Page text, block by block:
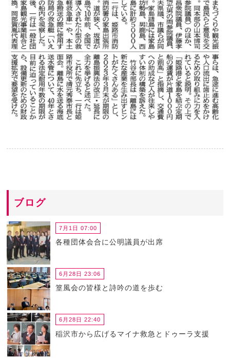
ブログ
7月1日 07:00
各種団体会合に公明議員が出席
6月28日 23:06
篁風会の皆様と詩吟の道を歩む
6月28日 22:40
稲沢市から広げるマイナ救急とドゥーラ支援